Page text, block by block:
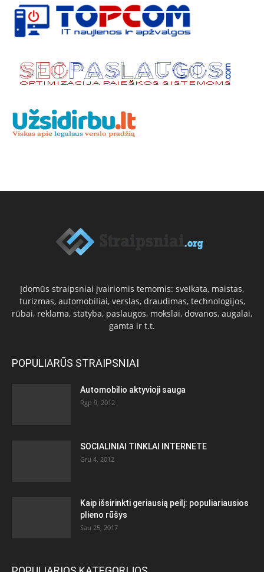
Įdomūs straipsniai įvairiomis temomis: sveikata, maistas,
turizmas, automobiliai, verslas, draudimas, technologijos,
rūbai, reklama, statyba, paslaugos, mokslai, dovanos, augalai,
gamta ir t.t.
POPULIARŪS STRAIPSNIAI
Automobilio aktyvioji sauga
Rgp 9, 2012
SOCIALINIAI TINKLAI INTERNETE
Gru 4, 2012
Kaip išsirinkti geriausią peilį: populiariausios
plieno rūšys
Sau 25, 2017